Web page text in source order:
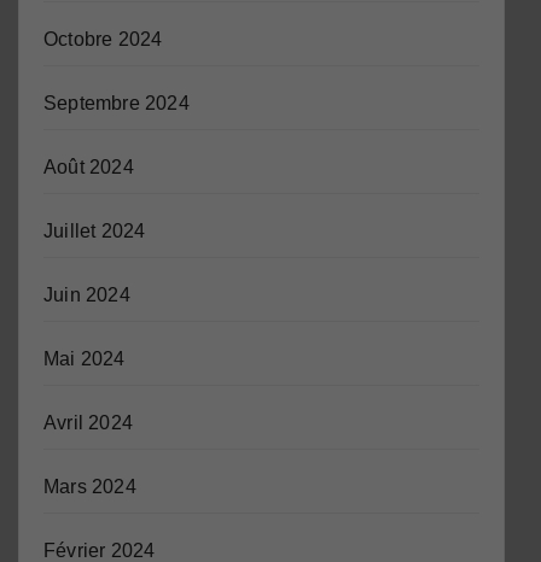
Octobre 2024
Septembre 2024
Août 2024
Juillet 2024
Juin 2024
Mai 2024
Avril 2024
Mars 2024
Février 2024